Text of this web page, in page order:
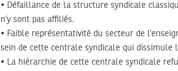
• Défaillance de la structure syndicale
n’y sont pas affiliés.
• Faible représentativité du secteur de
sein de cette centrale syndicale qui dissimule
• La hiérarchie de cette centrale syndicale